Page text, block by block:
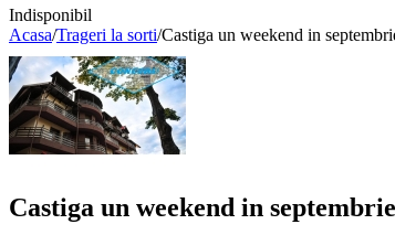
Indisponibil
Acasa/Trageri la sorti/Castiga un weekend in
Castiga un weekend in